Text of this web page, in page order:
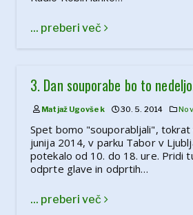
... preberi več
3. Dan souporabe bo to
Matjaž Ugovšek 30. 5. 2014
Spet bomo "souporabljali", tokrat
junija 2014, v parku Tabor v
potekalo od 10. do 18. ure. Pridi
odprte glave in odprtih…
... preberi več